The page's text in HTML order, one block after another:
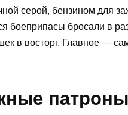
серой, бензином для
боеприпасы бросали в
в восторг. Главное —
патроны